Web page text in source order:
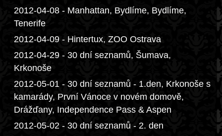
2012-04-08 - Manhattan, Bydlíme, Bydlíme,
Tenerife
2012-04-09 - Hintertux, ZOO Ostrava
2012-04-29 - 30 dní seznamů, Šumava,
Krkonoše
2012-05-01 - 30 dní seznamů - 1.den, Krkonoše s
kamarády, První Vánoce v novém domově,
Drážďany, Independence Pass & Aspen
2012-05-02 - 30 dní seznamů - 2. den